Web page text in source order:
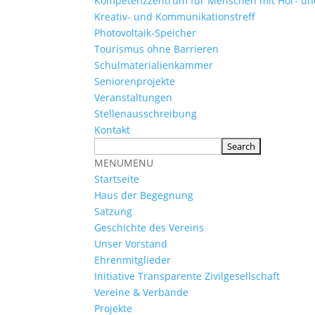
Kreativ- und Kommunikationstreff
Photovoltaik-Speicher
Tourismus ohne Barrieren
Schulmaterialienkammer
Seniorenprojekte
Veranstaltungen
Stellenausschreibung
Kontakt
MENUMENU
Startseite
Haus der Begegnung
Satzung
Geschichte des Vereins
Unser Vorstand
Ehrenmitglieder
Initiative Transparente Zivilgesellschaft
Vereine & Verbände
Projekte